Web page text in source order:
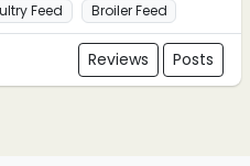
Feed Broiler Feed
Reviews Posts